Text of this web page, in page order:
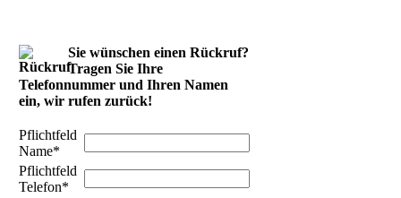
Sie wünschen einen Rückruf?
Tragen Sie Ihre
Telefonnummer und Ihren Namen
ein, wir rufen zurück!
Pflichtfeld
Name*
Pflichtfeld
Telefon*